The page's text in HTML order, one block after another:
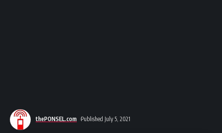
thePONSEL.com Published July 5, 2021